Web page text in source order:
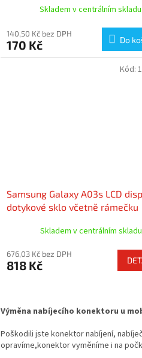
Skladem v centrálním skladu
140,50 Kč bez DPH
170 Kč Do
Samsung Galaxy A03s LCD
dotykové sklo včetně rámečku
Skladem v centrálním skladu
676,03 Kč bez DPH
818 Kč
Kód:
Výměna nabíjecího konektoru u
Poškodili jste konektor nabíjení,
opravíme,konektor vyměníme i na